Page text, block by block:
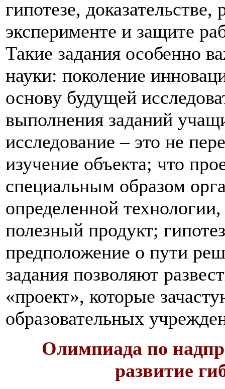
гипотезе,
эксперименте и защите
Такие задания особенно
науки: поколение
основу будущей
выполнения заданий
исследование – это не
изучение объекта; что
специальным образом
определенной
полезный продукт;
предположение о пути
задания позволяют
«проект», которые
образовательных
Олимпиада по
развитие